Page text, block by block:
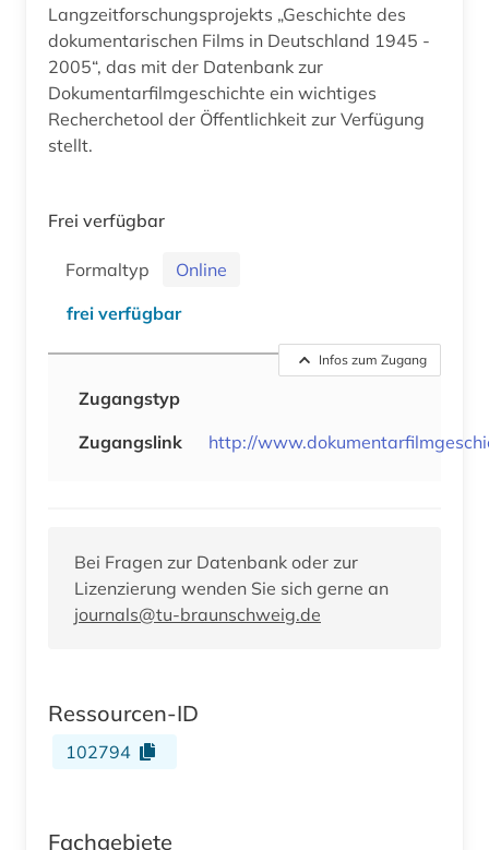
Langzeitforschungsprojekts „Geschichte des
dokumentarischen Films in Deutschland 1945 -
2005“, das mit der Datenbank zur
Dokumentarfilmgeschichte ein wichtiges
Recherchetool der Öffentlichkeit zur Verfügung
stellt.
Frei verfügbar
Formaltyp
Online
frei verfügbar
Infos zum Zugang
Zugangstyp
Zugangslink
http://
Bei Fragen zur Datenbank oder zur
Lizenzierung wenden Sie sich gerne an
journals@tu-braunschweig.de
Ressourcen-ID
102794
Fachgebiete